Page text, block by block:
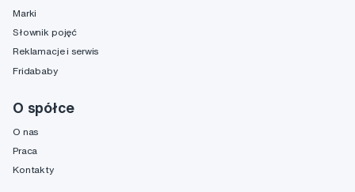
Marki
Słownik pojęć
Reklamacje i serwis
Fridababy
O spółce
O nas
Praca
Kontakty